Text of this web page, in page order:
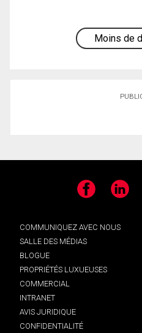
Moins de
Facebook LinkedIn
COMMUNIQUEZ AVEC NOUS
SALLE DES MÉDIAS
BLOGUE
PROPRIÉTÉS LUXUEUSES
COMMERCIAL
INTRANET
AVIS JURIDIQUE
CONFIDENTIALITÉ